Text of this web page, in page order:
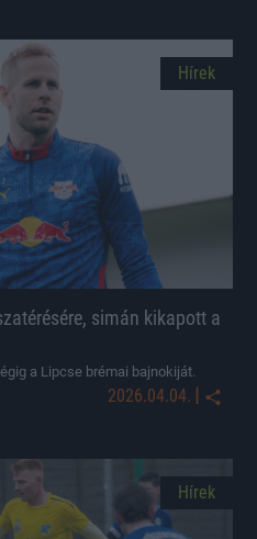
Hírek
simán kikapott a
a Lipcse brémai bajnokiját.
2026.04.04. |
Hírek